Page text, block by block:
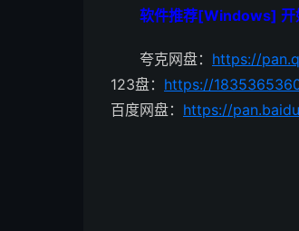
软件推荐[Windows] 开
夸克网盘： https://
123盘： https://
百度网盘： https://